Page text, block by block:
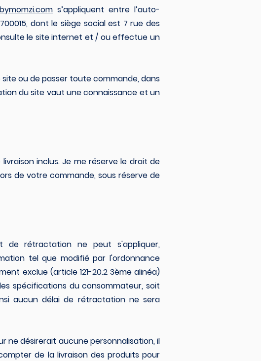
s’appliquent entre l’auto-
, dont le siège social est 7 rue des
le site internet et / ou effectue un
ou de passer toute commande, dans
du site vaut une connaissance et un
inclus. Je me réserve le droit de
de votre commande, sous réserve de
de rétractation ne peut s'appliquer,
tel que modifié par l'ordonnance
exclue (article 121-20.2 3ème alinéa)
spécifications du consommateur, soit
aucun délai de rétractation ne sera
ne désirerait aucune personnalisation, il
de la livraison des produits pour